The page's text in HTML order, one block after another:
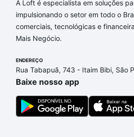
Imóveis com 3 suites à venda
Genebra, Campinas, SP que
e com nossas opções de
as parcelas podem se adequar
no processo de compra, veja
quanto custa comprar um
a gente para comprar o imóvel
com segurança e conforto.
chaves.
A Loft é especialista em soluções
impulsionando o setor em todo o
comerciais, tecnológicas e
Mais Negócio.
ENDEREÇO
Rua Tabapuã, 743 - Itaim Bibi, São
Baixe nosso app